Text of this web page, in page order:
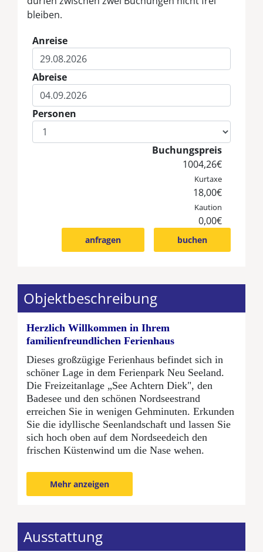
bleiben.
Anreise
Eingabe Anreise
Abreise
Eingabe Abreise
Personen
Eingabe Personen
Buchungspreis
1004,26€
Kurtaxe
18,00€
Kaution
0,00€
buchen
anfragen
Objektbeschreibung
Herzlich Willkommen in Ihrem
familienfreundlichen Ferienhaus
Dieses großzügige Ferienhaus befindet sich in
schöner Lage in dem Ferienpark Neu Seeland.
Die Freizeitanlage „See Achtern Diek", den
Badesee und den schönen Nordseestrand
erreichen Sie in wenigen Gehminuten. Erkunden
Sie die idyllische Seenlandschaft und lassen Sie
sich hoch oben auf dem Nordseedeich den
frischen Küstenwind um die Nase wehen.
Das Ferienhaus in dänischer Holzbauweise
eignet sich ideal für einen entspannten
Familienurlaub. Durch den großzügigen und
offen gehaltenen Küche, bietet Ihnen dieses
Ferienhaus viel Raum für eine gesellige
Mehr anzeigen
Ausstattung